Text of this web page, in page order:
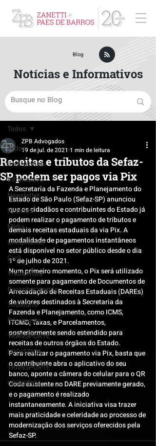
Post
Todos
Institucional
Informativo
Newsletter
Notícias
Mídia
Compliance
Civil
Trabalhista
Reconhecimento
Tributário
Pós-evento
TRANSPORTE
LOGISTICA
TRANSPORTE
LOGISTICA
Todos
Receitas e tributos da Sefaz-
SP podem ser pagos via Pix
ZPB Advogados
19 de jul. de 2021 1 min de leitura
A Secretaria da Fazenda e Planejamento do
Estado de São Paulo (Sefaz-SP) anunciou
que os cidadãos e contribuintes do Estado já
podem realizar o pagamento de tributos e
demais receitas estaduais da via Pix. A
modalidade de pagamentos instantâneos
está disponível no setor público desde o dia
1º de julho de 2021.
Num primeiro momento, o Pix será utilizado
somente para pagamento de Documentos de
Arrecadação de Receitas Estaduais (DAREs)
de valores destinados à Secretaria da
Fazenda e Planejamento, como ICMS,
ITCMD, Taxas, e Parcelamentos,
posteriormente sendo estendido para
receitas de outros órgãos do Estado.
Para realizar o pagamento via Pix, basta que
o contribuinte abra o aplicativo do seu
banco, aponte a câmera do celular para o QR
Code existente no DARE previamente gerado,
e o pagamento é realizado
instantaneamente. A iniciativa visa trazer
mais praticidade e celeridade ao processo de
modernização dos serviços oferecidos pela
Sefaz-SP.
Blog
Notícias e Informativos